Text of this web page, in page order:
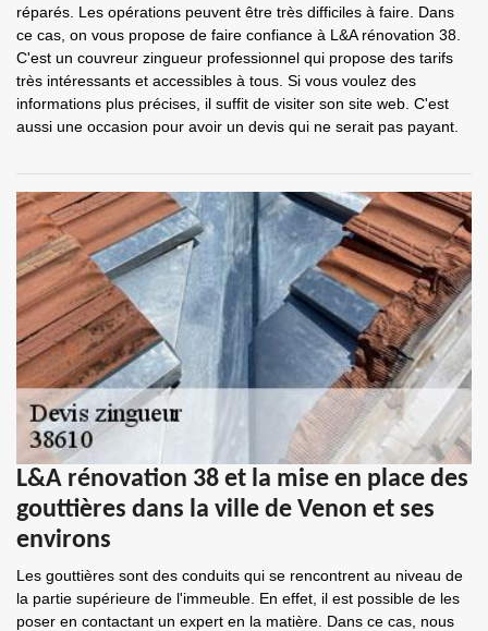
réparés. Les opérations peuvent être très difficiles à faire. Dans
ce cas, on vous propose de faire confiance à L&A rénovation 38.
C'est un couvreur zingueur professionnel qui propose des tarifs
très intéressants et accessibles à tous. Si vous voulez des
informations plus précises, il suffit de visiter son site web. C'est
aussi une occasion pour avoir un devis qui ne serait pas payant.
L&A rénovation 38 et la mise en place des
gouttières dans la ville de Venon et ses
environs
Les gouttières sont des conduits qui se rencontrent au niveau de
la partie supérieure de l'immeuble. En effet, il est possible de les
poser en contactant un expert en la matière. Dans ce cas, nous